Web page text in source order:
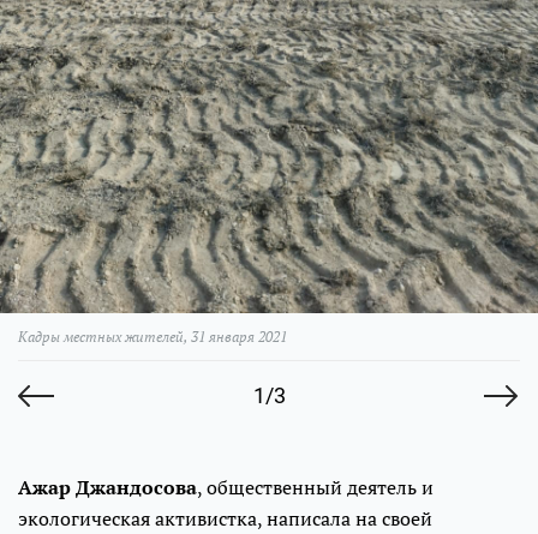
1/3
Кадры местных жителей, 31 января 2021
Ажар Джандосова, общественный деятель и
экологическая активистка, написала на своей